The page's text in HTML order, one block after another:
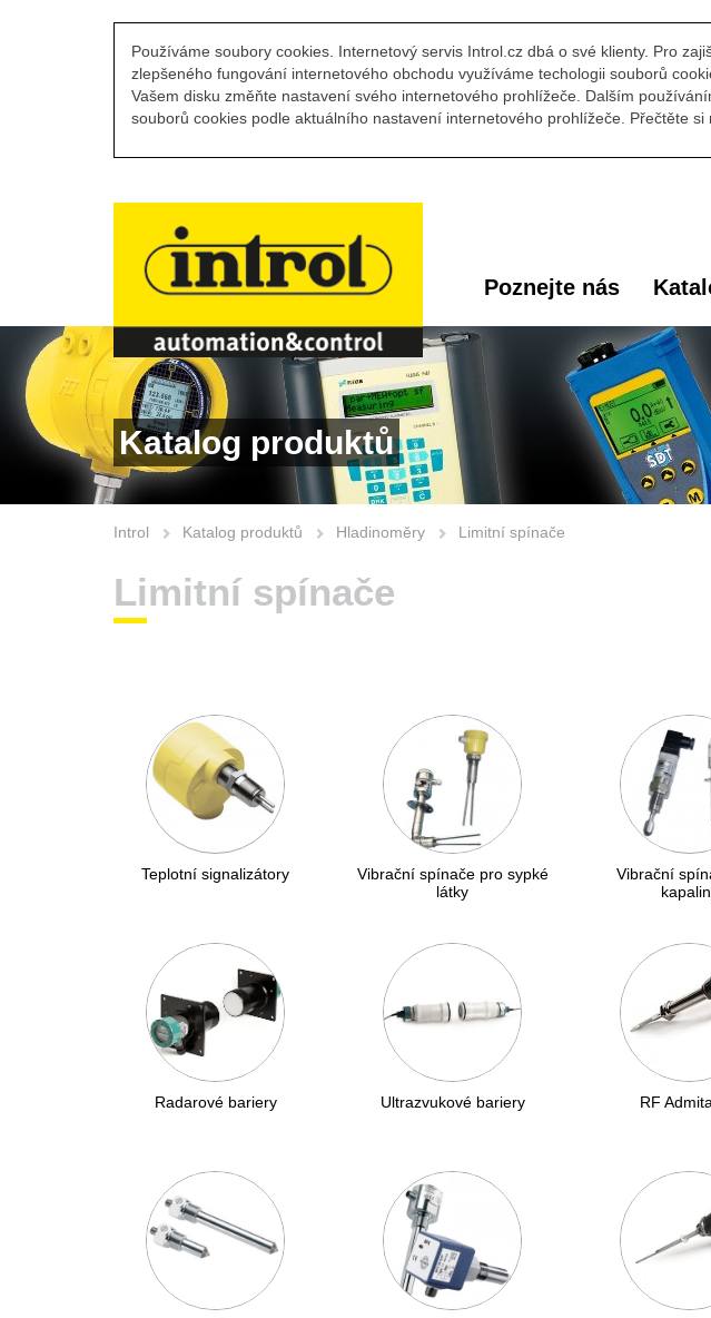
Používáme soubory cookies. Internetový servis Introl.cz dbá o své klienty. Pro
zlepšeného fungování internetového obchodu využíváme techologii souborů
Vašem disku změňte nastavení svého internetového prohlížeče. Dalším
souborů cookies podle aktuálního nastavení internetového prohlížeče. Přečtěte si
Poznejte nás
Katalog produktů
Introl Katalog produktů Hladinoměry Limitní spínače
Limitní spínače
Teplotní signalizátory
Vibrační spínače pro sypké
látky
Vibrační
Radarové bariery Ultrazvukové bariery RF